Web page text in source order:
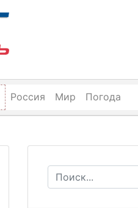
Россия Мир Погода